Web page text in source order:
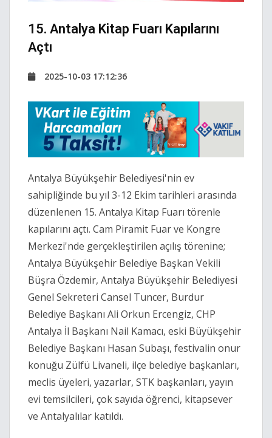
15. Antalya Kitap Fuarı Kapılarını
Açtı
2025-10-03 17:12:36
Antalya Büyükşehir Belediyesi'nin ev
sahipliğinde bu yıl 3-12 Ekim tarihleri arasında
düzenlenen 15. Antalya Kitap Fuarı törenle
kapılarını açtı. Cam Piramit Fuar ve Kongre
Merkezi'nde gerçekleştirilen açılış törenine;
Antalya Büyükşehir Belediye Başkan Vekili
Büşra Özdemir, Antalya Büyükşehir Belediyesi
Genel Sekreteri Cansel Tuncer, Burdur
Belediye Başkanı Ali Orkun Ercengiz, CHP
Antalya İl Başkanı Nail Kamacı, eski Büyükşehir
Belediye Başkanı Hasan Subaşı, festivalin onur
konuğu Zülfü Livaneli, ilçe belediye başkanları,
meclis üyeleri, yazarlar, STK başkanları, yayın
evi temsilcileri, çok sayıda öğrenci, kitapsever
ve Antalyalılar katıldı.